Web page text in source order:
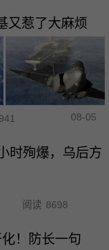
又惹了大麻烦
08-05
时殉爆，乌后方
阅读 8698
！防长一句